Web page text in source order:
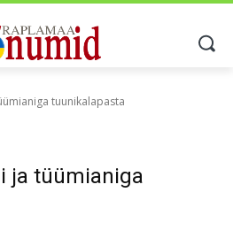
tuunikalapasta
ja tüümianiga